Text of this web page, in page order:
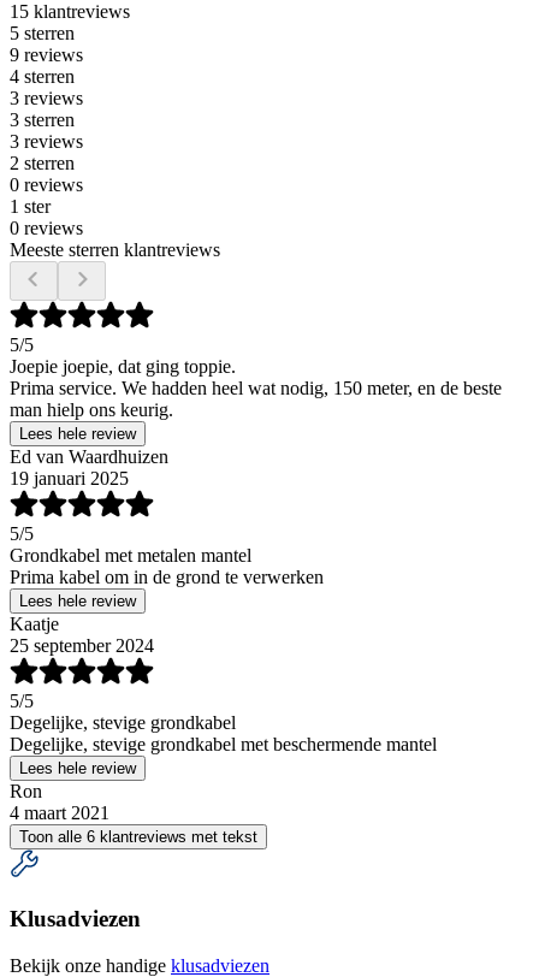
15 klantreviews
5 sterren
9 reviews
4 sterren
3 reviews
3 sterren
3 reviews
2 sterren
0 reviews
1 ster
0 reviews
Meeste sterren klantreviews
5/5
Joepie joepie, dat ging toppie.
Prima service. We hadden heel wat nodig, 150 meter, en de beste
man hielp ons keurig.
Lees hele review
Ed van Waardhuizen
19 januari 2025
5/5
Grondkabel met metalen mantel
Prima kabel om in de grond te verwerken
Lees hele review
Kaatje
25 september 2024
5/5
Degelijke, stevige grondkabel
Degelijke, stevige grondkabel met beschermende mantel
Lees hele review
Ron
4 maart 2021
Toon alle 6 klantreviews met tekst
Klusadviezen
Bekijk onze handige klusadviezen